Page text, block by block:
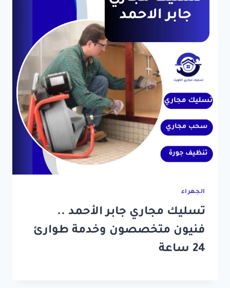
الجهراء
تسليك مجاري جابر الأحمد ..
فنيون متخصصون وخدمة طوارئ
24 ساعة